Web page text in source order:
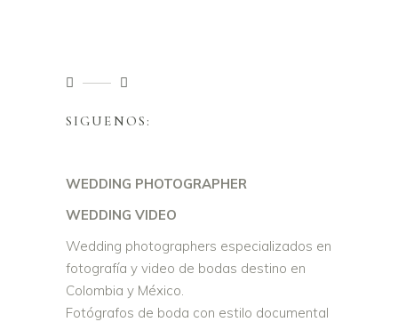
SIGUENOS:
WEDDING PHOTOGRAPHER
WEDDING VIDEO
Wedding photographers especializados en
fotografía y video de bodas destino en
Colombia y México.
Fotógrafos de boda con estilo documental